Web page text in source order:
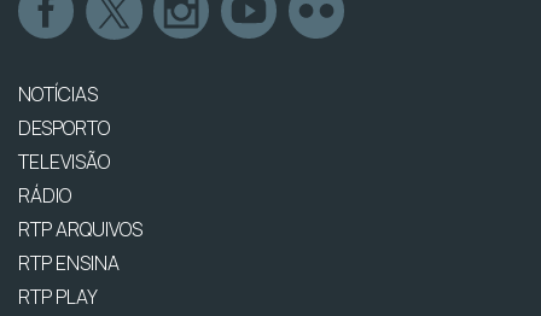
NOTÍCIAS
DESPORTO
TELEVISÃO
RÁDIO
RTP ARQUIVOS
RTP ENSINA
RTP PLAY